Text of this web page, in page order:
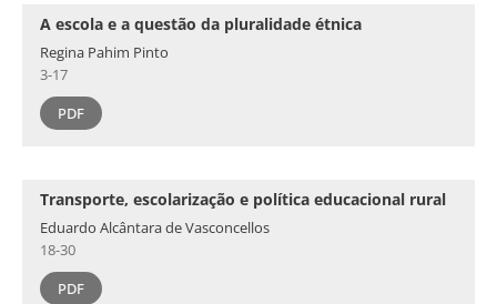
A escola e a questão da pluralidade étnica
Regina Pahim Pinto
3-17
PDF
Transporte, escolarização e política educacional rural
Eduardo Alcântara de Vasconcellos
18-30
PDF